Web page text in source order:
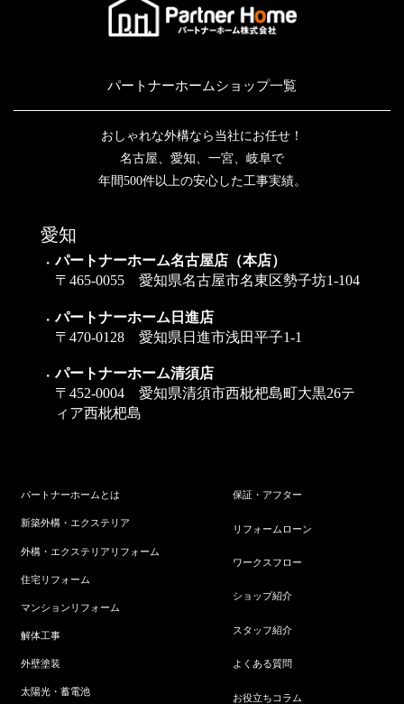
パートナーホームショップ一覧
おしゃれな外構なら当社にお任せ！
名古屋、愛知、一宮、岐阜で
年間500件以上の安心した工事実績。
愛知
パートナーホーム名古屋店（本店）
〒465-0055 愛知県名古屋市名東区勢子坊1-104
パートナーホーム日進店
〒470-0128 愛知県日進市浅田平子1-1
パートナーホーム清須店
〒452-0004 愛知県清須市西枇杷島町大黒26テ
ィア西枇杷島
パートナーホームとは
新築外構・エクステリア
外構・エクステリアリフォーム
住宅リフォーム
マンションリフォーム
解体工事
外壁塗装
太陽光・蓄電池
保証・アフター
リフォームローン
ワークスフロー
ショップ紹介
スタッフ紹介
よくある質問
お役立ちコラム